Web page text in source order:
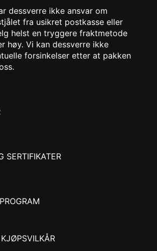
dessverre ikke ansvar om
fra usikret postkasse eller
helst en tryggere fraktmetode
høy. Vi kan dessverre ikke
forsinkelser etter at pakken
SERTIFIKATER